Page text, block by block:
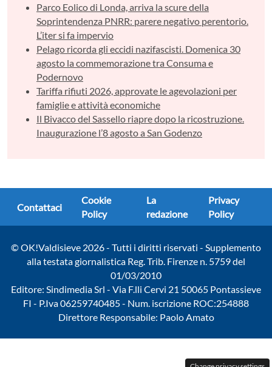
Parco Eolico di Londa, arriva la scure della
Soprintendenza PNRR: parere negativo perentorio.
L’iter si fa impervio
Pelago ricorda gli eccidi nazifascisti. Domenica 30
agosto la commemorazione tra Consuma e
Podernovo
Tariffa rifiuti 2026, approvate le agevolazioni per
famiglie e attività economiche
Il Bivacco del Sassello riapre dopo la ricostruzione.
Inaugurazione l’8 agosto a San Godenzo
Contattaci
Cookie
Policy
La
redazione
Privacy
Policy
© OK!Valdisieve 2026 - Tutti i diritti riservati - Supplemento
alla testata giornalistica Reg. Trib. Firenze n. 5759 del
01/03/2010
Editore: Sindimedia Srl - Via F.lli Cervi 21 50065 Pontassieve
FI - P.Iva 06259740485 - Num. iscrizione ROC:254888
Direttore Responsabile: Paolo Amato